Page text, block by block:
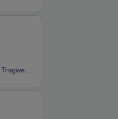
Wir sind ein Team aus leidenschaftlichen Planer*innen im Bauwesen, das sich auf die Objekt- und Tragwerksplanung von Ingenieurbauwerken aus dem Fachgebiet des konstruktiven Ingenieurbaus spezialisiert hat. Von unserem Bürostandort im belebten Münchner Zentrum bearbeiten wir im Rahmen von Infrastrukt